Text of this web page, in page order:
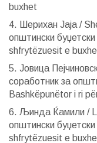
buxhet
4. Шерихан Јаја /
општински
shfrytëzuesit e
5. Јовица
соработник за
Bashkëpunëtor i ri
6. Љинда Ќамили /
општински
shfrytëzuesit e